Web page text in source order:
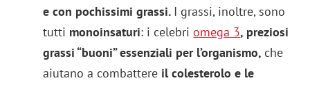
e con pochissimi grassi. I grassi, inoltre, sono
tutti monoinsaturi: i celebri omega 3, preziosi
grassi “buoni” essenziali per l’organismo, che
aiutano a combattere il colesterolo e le